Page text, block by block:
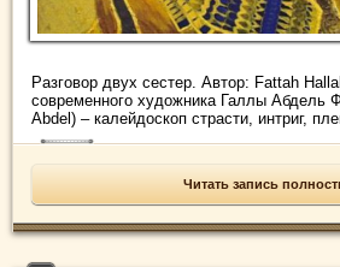
Разговор двух сестер. Автор: Fattah
современного художника Галлы Абдель
Abdel) – калейдоскоп страсти, интриг,
Читать запись